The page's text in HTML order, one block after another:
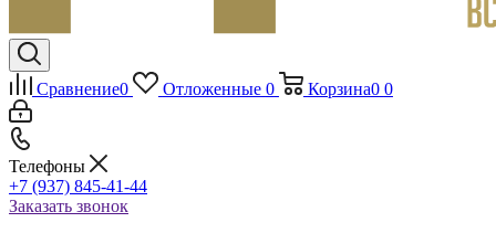
Сравнение0 Отложенные 0 Корзина0 0
Телефоны
+7 (937) 845-41-44
Заказать звонок